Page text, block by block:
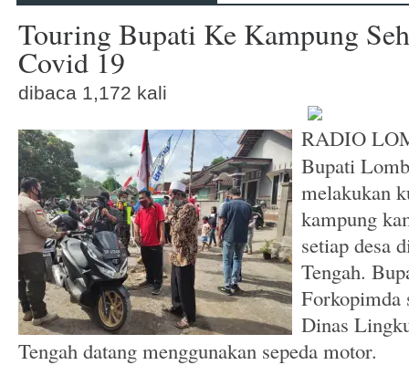
Touring Bupati Ke Kampung
Covid 19
dibaca 1,172 kali
RADIO
Bupati
melakukan
kampung
setiap desa
Tengah.
Forkopimda
Dinas
Tengah datang menggunakan sepeda motor.